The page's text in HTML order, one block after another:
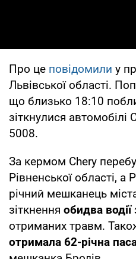
Про це повідомили у
Львівської області.
що близько 18:10
зіткнулися автомобілі
5008.
За кермом Chery
Рівненської області, а
річний мешканець
зіткнення обидва водії
отриманих травм.
отримала 62-річна